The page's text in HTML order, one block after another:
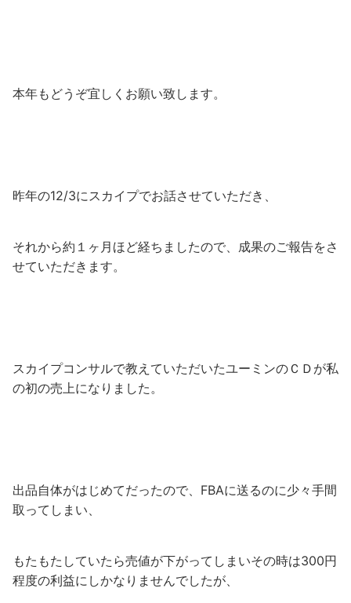
本年もどうぞ宜しくお願い致します。
昨年の12/3にスカイプでお話させていただき、
それから約１ヶ月ほど経ちましたので、成果のご報告をさ
せていただきます。
スカイプコンサルで教えていただいたユーミンのＣＤが私
の初の売上になりました。
出品自体がはじめてだったので、FBAに送るのに少々手間
取ってしまい、
もたもたしていたら売値が下がってしまいその時は300円
程度の利益にしかなりませんでしたが、